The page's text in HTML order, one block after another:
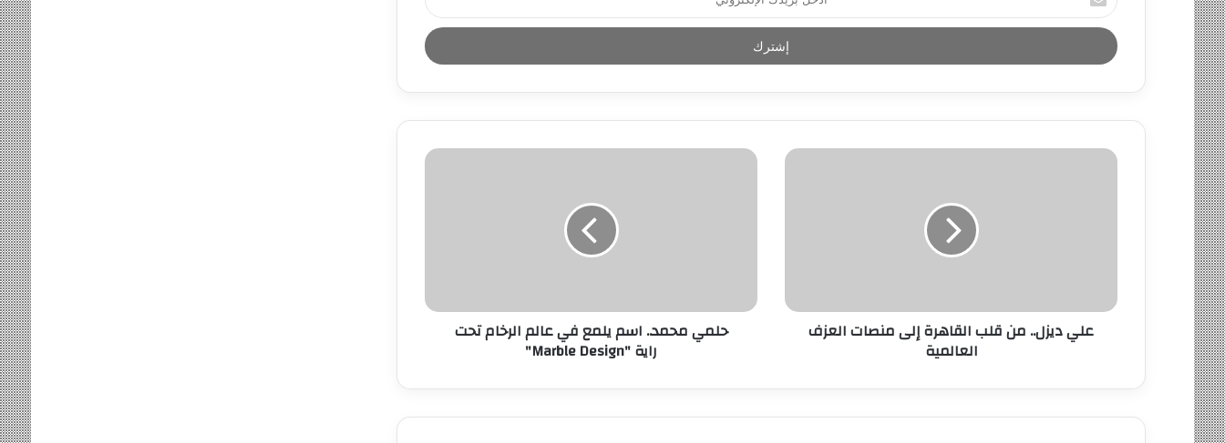
د
خ
ل
د
ا
علي ديزل.. من قلب القاهرة إلى منصات العزف
العالمية
حلمي محمد.. اسم يلمع في عالم الرخام تحت
راية "Marble Design"